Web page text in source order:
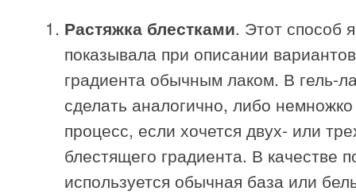
Растяжка блестками. Этот способ
показывала при описании
градиента обычным лаком. В гель-
сделать аналогично, либо
процесс, если хочется двух- или
блестящего градиента. В качестве
используется обычная база или